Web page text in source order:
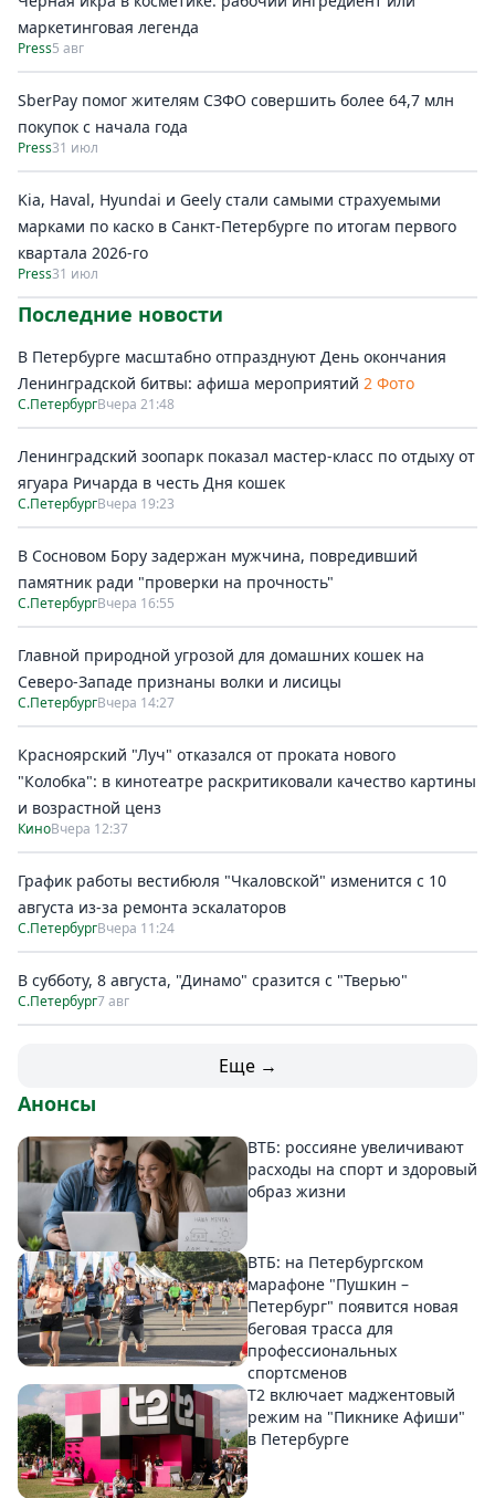
маркетинговая легенда
Press5 авг
SberPay помог жителям СЗФО совершить более 64,7 млн
покупок c начала года
Press31 июл
Kia, Haval, Hyundai и Geely стали самыми страхуемыми
марками по каско в Санкт-Петербурге по итогам первого
квартала 2026-го
Press31 июл
Последние новости
В Петербурге масштабно отпразднуют День окончания
Ленинградской битвы: афиша мероприятий 2 Фото
С.ПетербургВчера 21:48
Ленинградский зоопарк показал мастер-класс по отдыху от
ягуара Ричарда в честь Дня кошек
С.ПетербургВчера 19:23
В Сосновом Бору задержан мужчина, повредивший
памятник ради "проверки на прочность"
С.ПетербургВчера 16:55
Главной природной угрозой для домашних кошек на
Северо-Западе признаны волки и лисицы
С.ПетербургВчера 14:27
Красноярский "Луч" отказался от проката нового
"Колобка": в кинотеатре раскритиковали качество картины
и возрастной ценз
КиноВчера 12:37
График работы вестибюля "Чкаловской" изменится с 10
августа из-за ремонта эскалаторов
С.ПетербургВчера 11:24
В субботу, 8 августа, "Динамо" сразится с "Тверью"
С.Петербург7 авг
Еще →
Анонсы
ВТБ: россияне увеличивают
расходы на спорт и здоровый
образ жизни
ВТБ: на Петербургском
марафоне "Пушкин –
Петербург" появится новая
беговая трасса для
профессиональных
спортсменов
Т2 включает маджентовый
режим на "Пикнике Афиши"
в Петербурге